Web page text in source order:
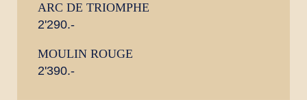
ARC DE TRIOMPHE
2'290.-
MOULIN ROUGE
2'390.-